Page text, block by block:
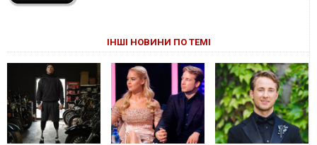
ІНШІ НОВИНИ ПО ТЕМІ